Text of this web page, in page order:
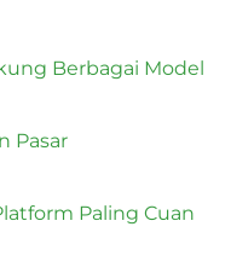
Berbagai Model
Pasar
Paling Cuan